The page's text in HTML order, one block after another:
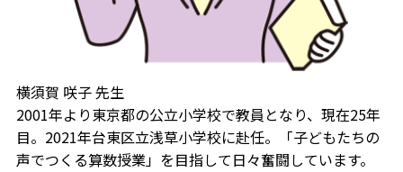
横須賀 咲子 先生
2001年より東京都の公立小学校で教員となり、現在25年
目。2021年台東区立浅草小学校に赴任。「子どもたちの
声でつくる算数授業」を目指して日々奮闘しています。